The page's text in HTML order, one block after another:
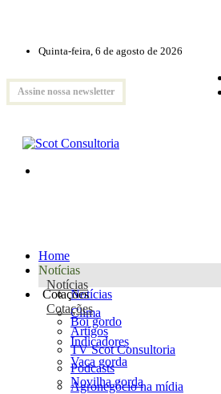
Quinta-feira, 6 de agosto de 2026
Assine nossa newsletter
Home
Notícias
Notícias
Notícias
Clima
Artigos
TV Scot Consultoria
Podcasts
Agronegócio na mídia
Cotações
Cotações
Boi gordo
Indicadores
Vaca gorda
Novilha gorda